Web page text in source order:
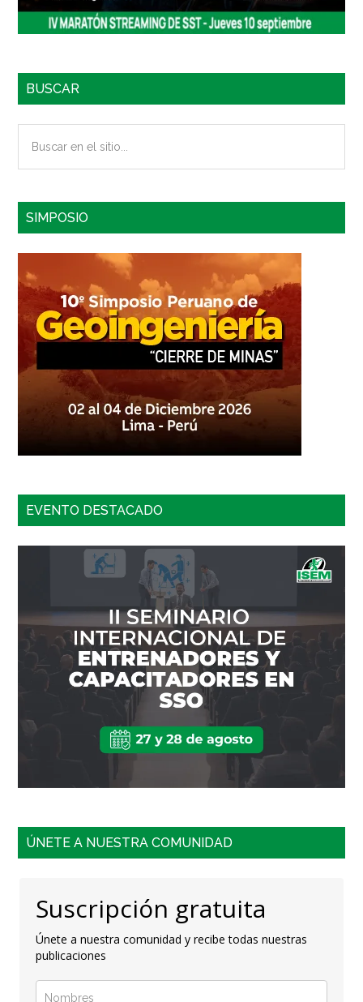
BUSCAR
SIMPOSIO
EVENTO DESTACADO
ÚNETE A NUESTRA COMUNIDAD
Suscripción gratuita
Únete a nuestra comunidad y recibe todas nuestras
publicaciones